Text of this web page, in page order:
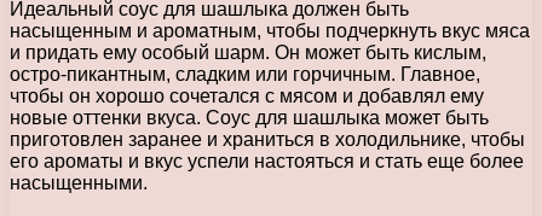
Идеальный соус для шашлыка должен быть
насыщенным и ароматным, чтобы подчеркнуть вкус мяса
и придать ему особый шарм. Он может быть кислым,
остро-пикантным, сладким или горчичным. Главное,
чтобы он хорошо сочетался с мясом и добавлял ему
новые оттенки вкуса. Соус для шашлыка может быть
приготовлен заранее и храниться в холодильнике, чтобы
его ароматы и вкус успели настояться и стать еще более
насыщенными.